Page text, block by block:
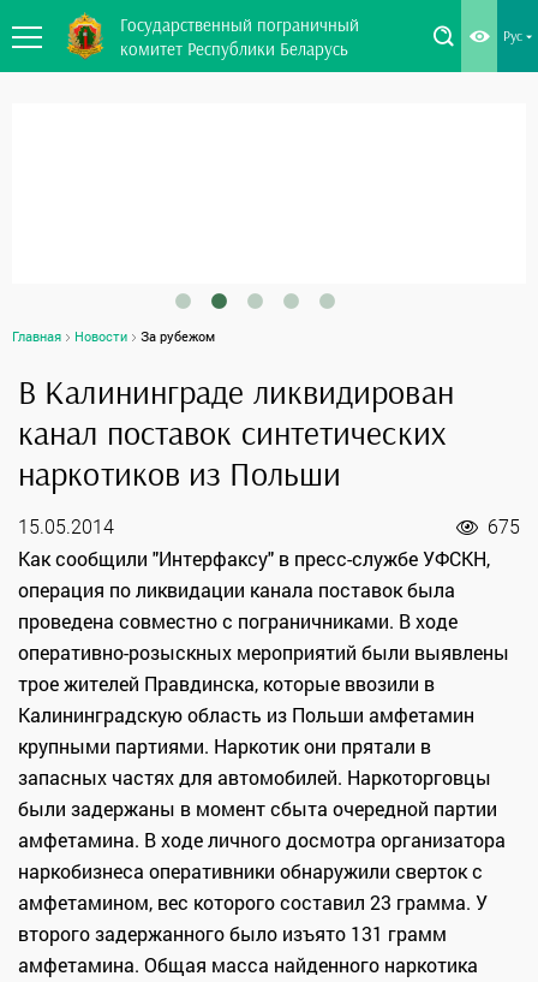
Государственный пограничный
комитет Республики Беларусь
Рус
Главная Новости За рубежом
В Калининграде ликвидирован
канал поставок синтетических
наркотиков из Польши
15.05.2014 675
Как сообщили "Интерфаксу" в пресс-службе УФСКН,
операция по ликвидации канала поставок была
проведена совместно с пограничниками. В ходе
оперативно-розыскных мероприятий были выявлены
трое жителей Правдинска, которые ввозили в
Калининградскую область из Польши амфетамин
крупными партиями. Наркотик они прятали в
запасных частях для автомобилей. Наркоторговцы
были задержаны в момент сбыта очередной партии
амфетамина. В ходе личного досмотра организатора
наркобизнеса оперативники обнаружили сверток с
амфетамином, вес которого составил 23 грамма. У
второго задержанного было изъято 131 грамм
амфетамина. Общая масса найденного наркотика